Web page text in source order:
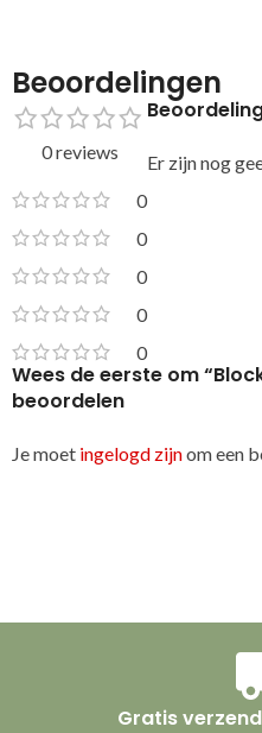
Beoordelingen
0 reviews
0
0
0
0
0
Er zijn nog
Wees de eerste om
beoordelen
Je moet ingelogd zijnom een
Gratis